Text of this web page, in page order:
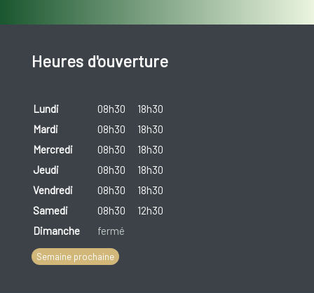
Heures d'ouverture
Lundi 08h30
18h30
Mardi
08h30
18h30
Mercredi
08h30
18h30
Jeudi
08h30
18h30
Vendredi
08h30
18h30
Samedi
08h30
12h30
Dimanche
fermé
Semaine prochaine